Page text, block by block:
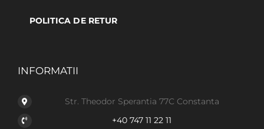
POLITICA DE RETUR
INFORMATII
Str. Theodor Sperantia 77C Constanta
+40 747 11 22 11